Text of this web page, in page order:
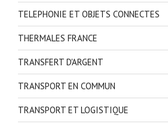
TELEPHONIE ET OBJETS CONNECTES
THERMALES FRANCE
TRANSFERT D'ARGENT
TRANSPORT EN COMMUN
TRANSPORT ET LOGISTIQUE